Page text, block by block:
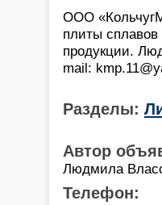
ООО
плиты
продукции.
mail:
Разделы:
Автор
Людмила
Телефон: